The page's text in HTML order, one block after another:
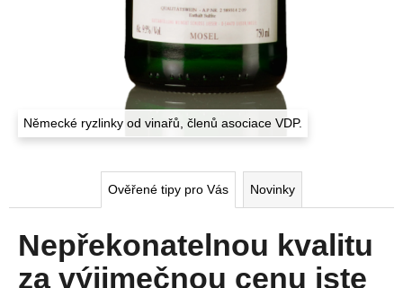
Německé ryzlinky od vinařů, členů asociace VDP.
Ověřené tipy pro Vás Novinky
Nepřekonatelnou kvalitu
za výjimečnou cenu jste